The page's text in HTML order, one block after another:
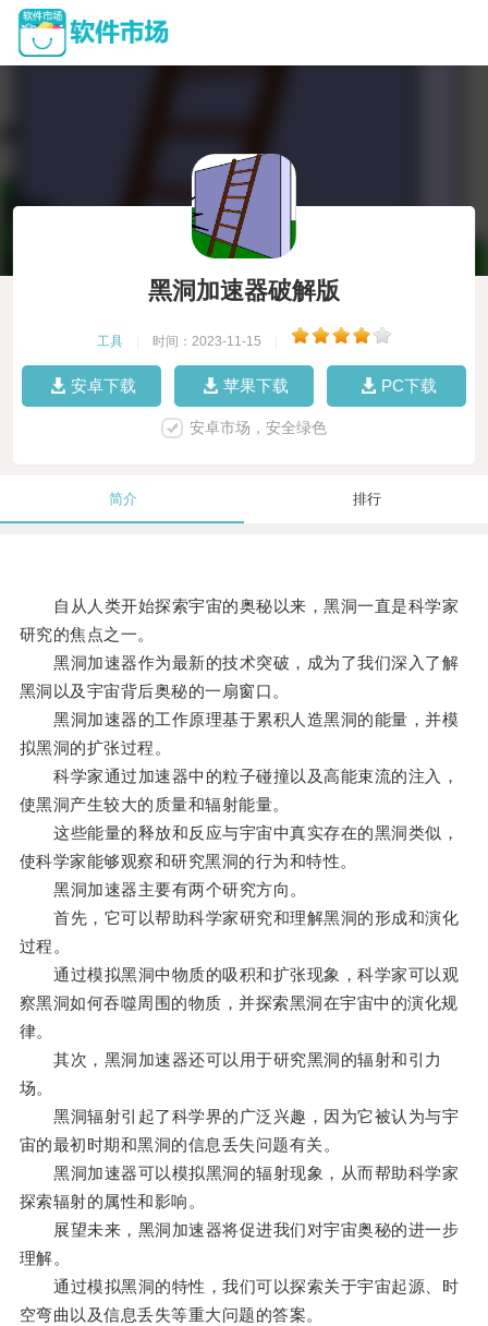
黑洞加速器破解版
工具 时间：2023-11-15
安卓下载 苹果下载 PC下载
安卓市场，安全绿色
简介 排行
自从人类开始探索宇宙的奥秘以来，黑洞一直是科学家
研究的焦点之一。
黑洞加速器作为最新的技术突破，成为了我们深入了解
黑洞以及宇宙背后奥秘的一扇窗口。
黑洞加速器的工作原理基于累积人造黑洞的能量，并模
拟黑洞的扩张过程。
科学家通过加速器中的粒子碰撞以及高能束流的注入，
使黑洞产生较大的质量和辐射能量。
这些能量的释放和反应与宇宙中真实存在的黑洞类似，
使科学家能够观察和研究黑洞的行为和特性。
黑洞加速器主要有两个研究方向。
首先，它可以帮助科学家研究和理解黑洞的形成和演化
过程。
通过模拟黑洞中物质的吸积和扩张现象，科学家可以观
察黑洞如何吞噬周围的物质，并探索黑洞在宇宙中的演化规
律。
其次，黑洞加速器还可以用于研究黑洞的辐射和引力
场。
黑洞辐射引起了科学界的广泛兴趣，因为它被认为与宇
宙的最初时期和黑洞的信息丢失问题有关。
黑洞加速器可以模拟黑洞的辐射现象，从而帮助科学家
探索辐射的属性和影响。
展望未来，黑洞加速器将促进我们对宇宙奥秘的进一步
理解。
通过模拟黑洞的特性，我们可以探索关于宇宙起源、时
空弯曲以及信息丢失等重大问题的答案。